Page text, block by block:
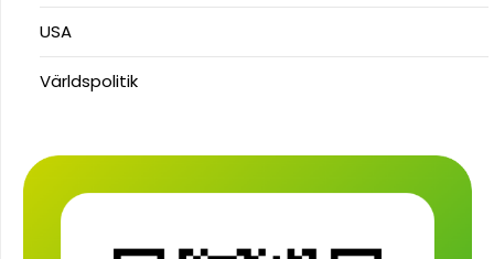
USA
Världspolitik